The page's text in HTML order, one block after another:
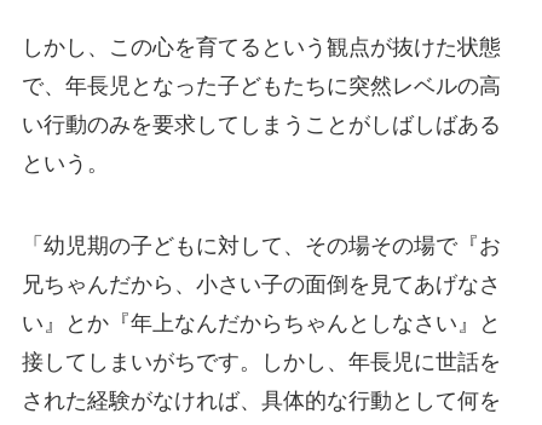
しかし、この心を育てるという観点が抜けた状態
で、年長児となった子どもたちに突然レベルの高
い行動のみを要求してしまうことがしばしばある
という。
「幼児期の子どもに対して、その場その場で『お
兄ちゃんだから、小さい子の面倒を見てあげなさ
い』とか『年上なんだからちゃんとしなさい』と
接してしまいがちです。しかし、年長児に世話を
された経験がなければ、具体的な行動として何を